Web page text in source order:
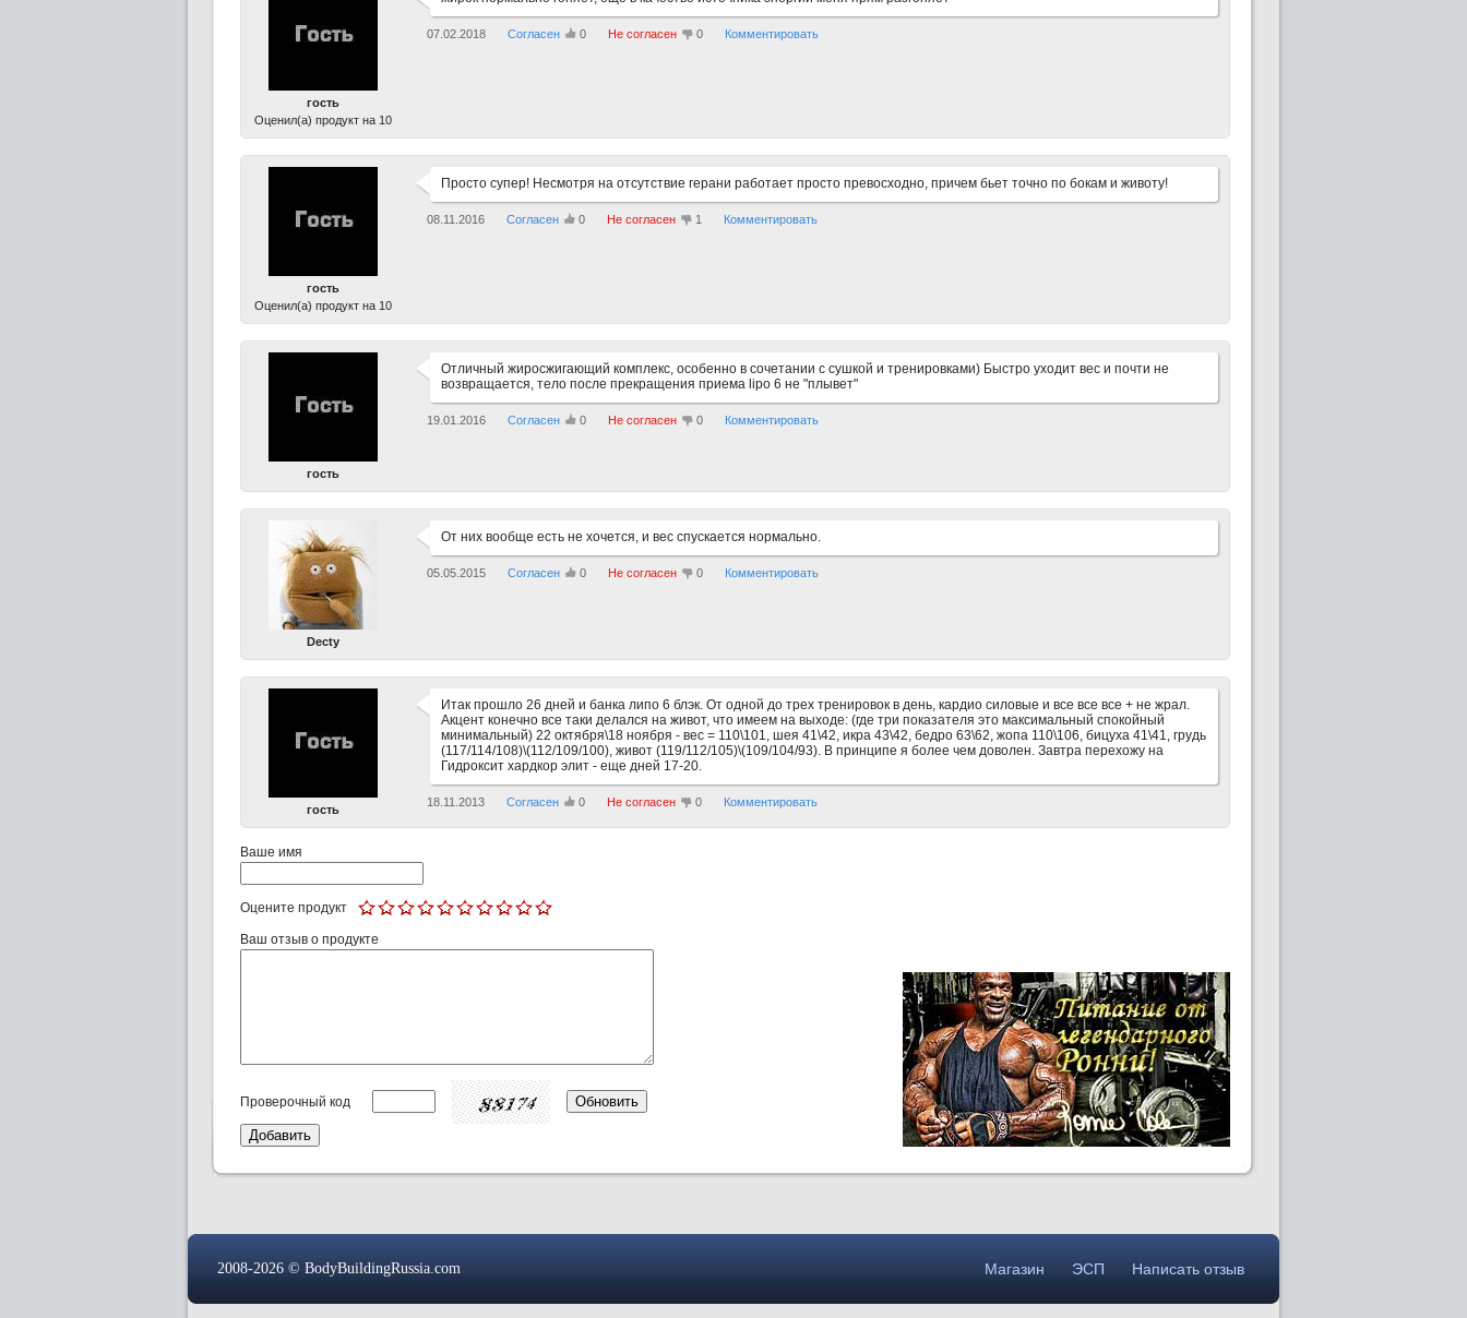
гость
Оценил(а) продукт на 10
07.02.2018 Согласен 0 Не согласен 0 Комментировать
гость
Оценил(а) продукт на 10
Просто супер! Несмотря на отсутствие герани работает просто превосходно, причем бьет точно по бокам и животу!
08.11.2016 Согласен 0 Не согласен 1 Комментировать
гость
Отличный жиросжигающий комплекс, особенно в сочетании с сушкой и тренировками) Быстро уходит вес и почти не
возвращается, тело после прекращения приема lipo 6 не "плывет"
19.01.2016 Согласен 0 Не согласен 0 Комментировать
Decty
От них вообще есть не хочется, и вес спускается нормально.
05.05.2015 Согласен 0 Не согласен 0 Комментировать
гость
Итак прошло 26 дней и банка липо 6 блэк. От одной до трех тренировок в день, кардио силовые и все все все + не жрал.
Акцент конечно все таки делался на живот, что имеем на выходе: (где три показателя это максимальный спокойный
минимальный) 22 октября\18 ноября - вес = 110\101, шея 41\42, икра 43\42, бедро 63\62, жопа 110\106, бицуха 41\41, грудь
(117/114/108)\(112/109/100), живот (119/112/105)\(109/104/93). В принципе я более чем доволен. Завтра перехожу на
Гидроксит хардкор элит - еще дней 17-20.
18.11.2013 Согласен 0 Не согласен 0 Комментировать
Ваше имя
Оцените продукт
Ваш отзыв о продукте
Проверочный код
2008-2026 © BodyBuildingRussia.com Магазин ЭСП Написать отзыв